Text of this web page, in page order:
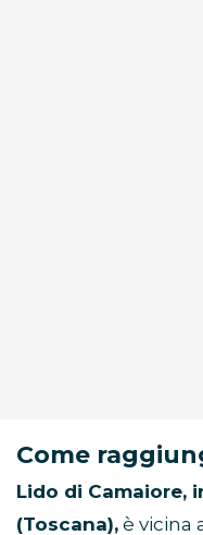
Come
Lido di Camaiore,
(Toscana), è vicina